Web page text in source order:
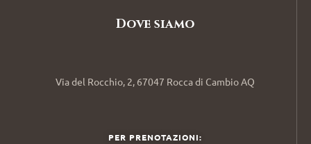
Dove siamo
Via del Rocchio, 2, 67047 Rocca di Cambio AQ
PER PRENOTAZIONI: